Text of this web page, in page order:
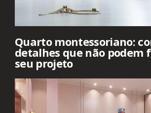
Quarto montessoriano:
detalhes que não podem
seu projeto